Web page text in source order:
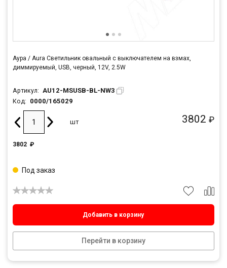
Аура / Aura Светильник овальный с выключателем на взмах,
диммируемый, USB, черный, 12V, 2.5W
Артикул: AU12-MSUSB-BL-NW3
Код: 0000/165029
3802 ₽
шт
3802 ₽
Добавить в корзину
Перейти в корзину
Под заказ